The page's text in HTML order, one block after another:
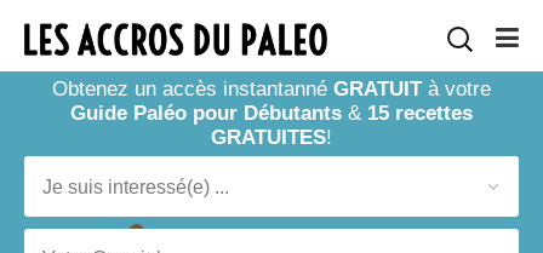
Obtenez un accès instantanné GRATUITà votre
Guide Paléo pour Débutants & 15 recettes
GRATUITES!